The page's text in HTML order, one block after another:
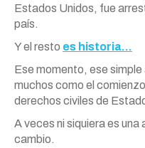
Estados Unidos, fue
país.
Y el resto es historia…
Ese momento, ese
muchos como el
derechos civiles de
A veces ni siquiera es una
cambio.